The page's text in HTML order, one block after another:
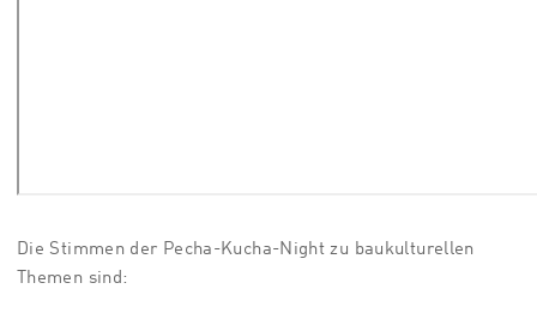
Die Stimmen der Pecha-Kucha-Night zu baukulturellen
Themen sind: